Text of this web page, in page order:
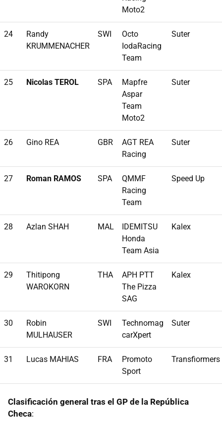
Moto2
24
Randy
KRUMMENACHER
SWI
Octo
IodaRacing
Team
Suter
25 Nicolas TEROL SPA
Mapfre
Aspar
Team
Moto2
Suter
26 Gino REA GBR
AGT REA
Racing
Suter
27 Roman RAMOS SPA
QMMF
Racing
Team
Speed Up
28 Azlan SHAH MAL
IDEMITSU
Honda
Team Asia
Kalex
29
Thitipong
WAROKORN
THA
APH PTT
The Pizza
SAG
Kalex
30
Robin
MULHAUSER
SWI
Technomag
carXpert
Suter
31 Lucas MAHIAS FRA
Promoto
Sport
Transfiormers
Clasificación general tras el GP de la República
Checa: